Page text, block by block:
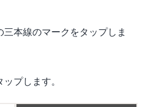
本線のマークをタップしま
プします。